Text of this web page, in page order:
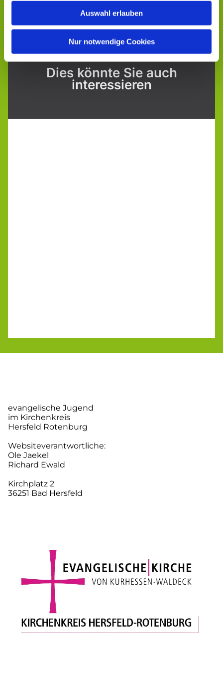
Auswahl erlauben
Nur notwendige Cookies
Dies könnte Sie auch
interessieren
evangelische Jugend
im Kirchenkreis
Hersfeld Rotenburg
Websiteverantwortliche:
Ole Jaekel
Richard Ewald
Kirchplatz 2
36251 Bad Hersfeld